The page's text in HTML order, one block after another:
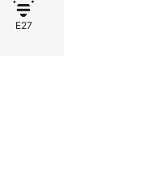
dizajn i funkciju i
E27